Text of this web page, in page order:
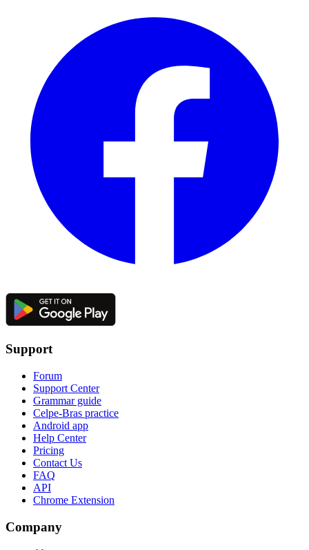
Support
Forum
Support Center
Grammar guide
Celpe-Bras practice
Android app
Help Center
Pricing
Contact Us
FAQ
API
Chrome Extension
Company